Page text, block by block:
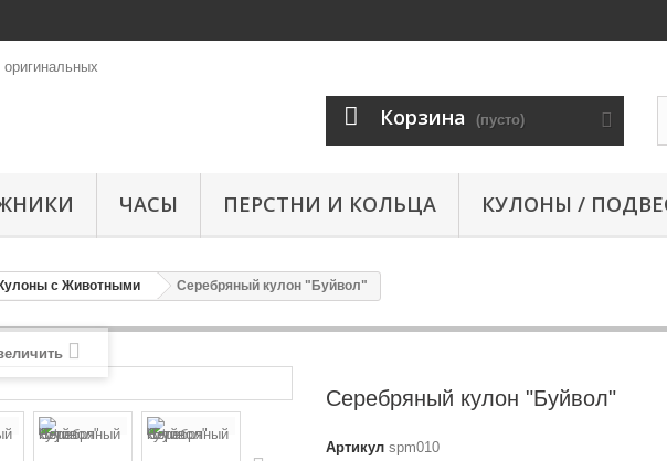
Корзина (пусто)
ЧАСЫ ПЕРСТНИ И КОЛЬЦА КУЛОНЫ /
Кулоны с Животными Серебряный кулон "Буйвол"
Серебряный кулон "Буйвол"
Артикул spm010